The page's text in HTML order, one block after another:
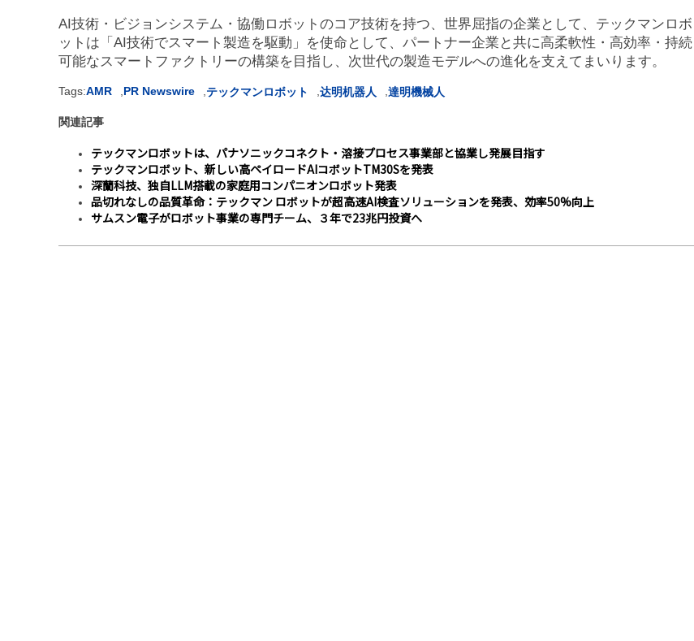
AI技術・ビジョンシステム・協働ロボットのコア技術を持つ、世界屈指の企業として、テックマンロボ
ットは「AI技術でスマート製造を駆動」を使命として、パートナー企業と共に高柔軟性・高効率・持続
可能なスマートファクトリーの構築を目指し、次世代の製造モデルへの進化を支えてまいります。
Tags:AMR PR Newswire テックマンロボット 达明机器人 達明機械人
関連記事
テックマンロボットは、パナソニックコネクト・溶接プロセス事業部と協業し発展目指す
テックマンロボット、新しい高ペイロードAIコボットTM30Sを発表
深蘭科技、独自LLM搭載の家庭用コンパニオンロボット発表
品切れなしの品質革命：テックマン ロボットが超高速AI検査ソリューションを発表、効率50%向上
サムスン電子がロボット事業の専門チーム、３年で23兆円投資へ